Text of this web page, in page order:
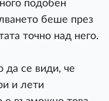
подобен
беше през
точно над него.
да се види, че
и лети